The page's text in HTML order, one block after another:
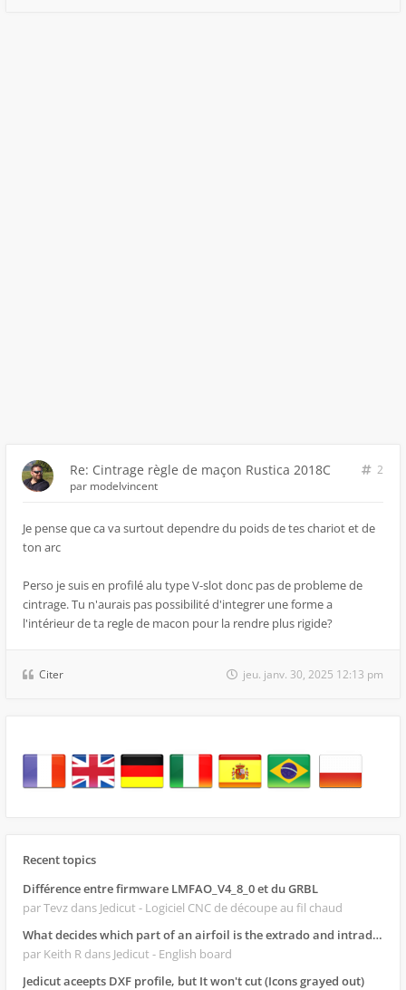
Re: Cintrage règle de maçon Rustica 2018C
2
par modelvincent
Je pense que ca va surtout dependre du poids de tes chariot et de
ton arc
Perso je suis en profilé alu type V-slot donc pas de probleme de
cintrage. Tu n'aurais pas possibilité d'integrer une forme a
l'intérieur de ta regle de macon pour la rendre plus rigide?
Citer jeu. janv. 30, 2025 12:13 pm
Recent topics
Différence entre firmware LMFAO_V4_8_0 et du GRBL
par Tevz dans Jedicut - Logiciel CNC de découpe au fil chaud
What decides which part of an airfoil is the extrado and intrado?
par Keith R dans Jedicut - English board
Jedicut aceepts DXF profile, but It won't cut (Icons grayed out)